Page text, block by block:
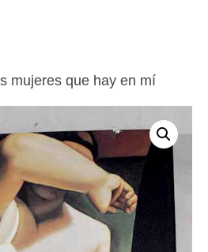
mujeres que hay en mí